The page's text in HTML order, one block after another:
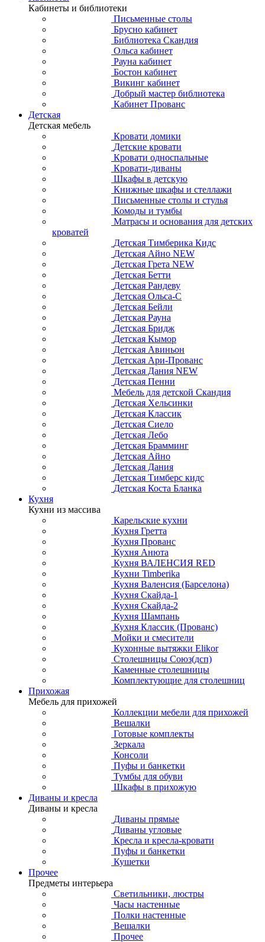
Кабинеты и библиотеки
Письменные столы
Брусно кабинет
Библиотека Скандия
Ольса кабинет
Рауна кабинет
Бостон кабинет
Викинг кабинет
Добрый мастер библиотека
Кабинет Прованс
Детская
Детская мебель
Кровати домики
Детские кровати
Кровати односпальные
Кровати-диваны
Шкафы в детскую
Книжные шкафы и стеллажи
Письменные столы и стулья
Комоды и тумбы
Матрасы и основания для детских
кроватей
Детская Тимберика Кидс
Детская Айно NEW
Детская Грета NEW
Детская Бетти
Детская Рандеву
Детская Ольса-С
Детская Бейли
Детская Рауна
Детская Бридж
Детская Кымор
Детская Авиньон
Детская Ари-Прованс
Детская Дания NEW
Детская Пенни
Мебель для детской Скандия
Детская Хельсинки
Детская Классик
Детская Сиело
Детская Лебо
Детская Брамминг
Детская Айно
Детская Дания
Детская Тимберс кидс
Детская Коста Бланка
Кухня
Кухни из массива
Карельские кухни
Кухня Гретта
Кухня Прованс
Кухня Анюта
Кухня ВАЛЕНСИЯ RED
Кухни Timberika
Кухня Валенсия (Барселона)
Кухня Скайда-1
Кухня Скайда-2
Кухня Шампань
Кухня Классик (Прованс)
Мойки и смесители
Кухонные вытяжки Elikor
Столешницы Союз(дсп)
Каменные столешницы
Комплектующие для столешниц
Прихожая
Мебель для прихожей
Коллекции мебели для прихожей
Вешалки
Готовые комплекты
Зеркала
Консоли
Пуфы и банкетки
Тумбы для обуви
Шкафы в прихожую
Диваны и кресла
Диваны и кресла
Диваны прямые
Диваны угловые
Кресла и кресла-кровати
Пуфы и банкетки
Кушетки
Прочее
Предметы интерьера
Светильники, люстры
Часы настенные
Полки настенные
Вешалки
Прочее